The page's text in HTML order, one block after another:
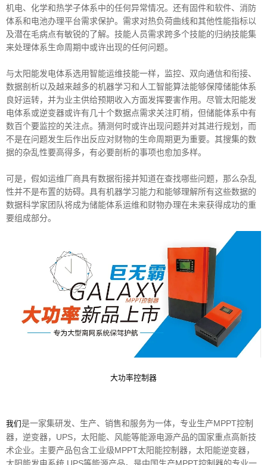
机电、化学和热学子体系中的任何异常情况。还有固件和软件、消防
体系和电池办理平台需求保护。需求对热负荷曲线和其他性能指标以
及潜在毛病点有敏锐的了解。技能人员需求跨多个技能的归纳技能集
来处理体系生命周期中或许出现的任何问题。
与太阳能发电体系选用智能运维技能一样，监控、双向通信和衔接、
数据剖析以及越来越多的机器学习和人工智能算法能够保障储能体系
良好运转，并为业主供给预期收入方面发挥要害作用。尽管太阳能发
电体系或逆变器或许有几十个数据点需求关注盯梢，但储能体系中有
数百个要监控的关注点。猜测何时或许出现问题并对其进行规划，而
不是在问题发生后作出反应对财物的生命周期更为重要。其搜集的数
据的杂乱性要高得多，有必要剖析的事项也愈加多样。
可是，假如运维厂商具有数据衔接并知道在查找哪些问题，那么杂乱
性并不是布置的妨碍。具有机器学习能力和能够理解所有这些数据的
数据科学家团队将成为储能体系运维和财物办理在未来获得成功的重
要组成部分。
大功率控制器
我们是一家集研发、生产、销售和服务为一体，专业生产MPPT控制
器，逆变器，UPS，太阳能、风能等能源电源产品的国家重点高新技
术企业。主要产品包含工业级MPPT太阳能控制器，太阳能逆变器，